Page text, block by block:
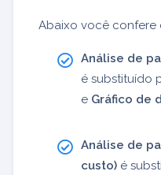
Abaixo você confere
Análise de
é substituído
e Gráfico de
Análise de
custo) é